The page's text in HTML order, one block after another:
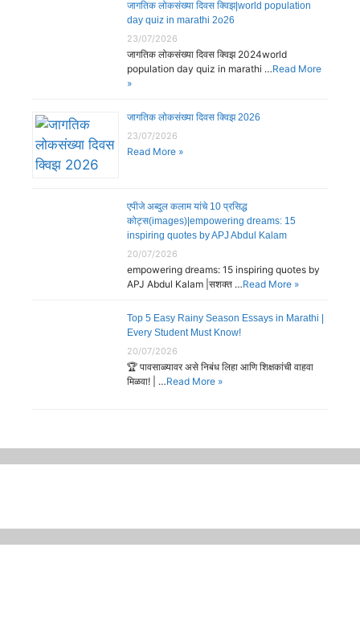
जागतिक लोकसंख्या दिवस क्विझ|world population
day quiz in marathi 2o26
23/07/2026
जागतिक लोकसंख्या दिवस क्विझ 2024world
population day quiz in marathi …Read More
»
जागतिक लोकसंख्या दिवस क्विझ 2026
23/07/2026
Read More »
एपीजे अब्दुल कलाम यांचे 10 प्रसिद्ध
कोट्स(images)|empowering dreams: 15
inspiring quotes by APJ Abdul Kalam
20/07/2026
empowering dreams: 15 inspiring quotes by
APJ Abdul Kalam |सशक्त …Read More »
Top 5 Easy Rainy Season Essays in Marathi |
Every Student Must Know!
20/07/2026
🏆 पावसाळ्यावर असे निबंध लिहा आणि शिक्षकांची वाहवा
मिळवा! | …Read More »